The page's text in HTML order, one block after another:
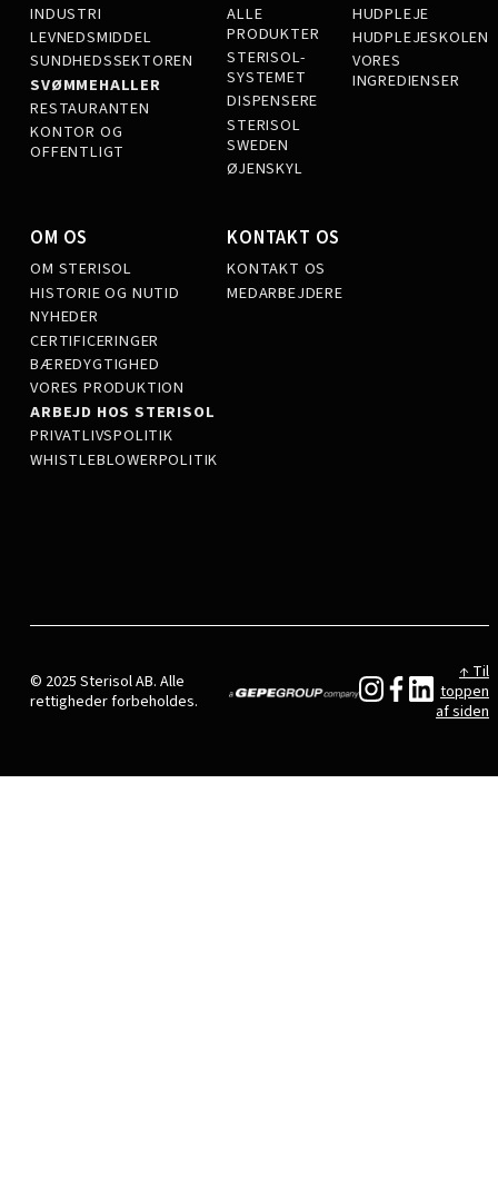
INDUSTRI
LEVNEDSMIDDEL
SUNDHEDSSEKTOREN
SVØMMEHALLER
RESTAURANTEN
KONTOR OG
OFFENTLIGT
ALLE
PRODUKTER
STERISOL-
SYSTEMET
DISPENSERE
STERISOL
SWEDEN
ØJENSKYL
HUDPLEJE
HUDPLEJESKOLEN
VORES
INGREDIENSER
OM OS
OM STERISOL
HISTORIE OG NUTID
NYHEDER
CERTIFICERINGER
BÆREDYGTIGHED
VORES PRODUKTION
ARBEJD HOS STERISOL
PRIVATLIVSPOLITIK
WHISTLEBLOWERPOLITIK
KONTAKT OS
KONTAKT OS
MEDARBEJDERE
© 2025 Sterisol AB. Alle
rettigheder forbeholdes.
↑ Til
toppen
af siden